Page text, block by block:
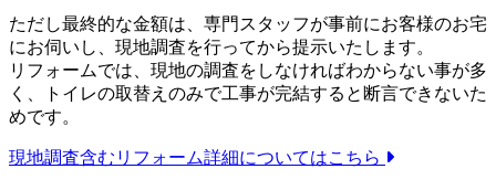
ただし最終的な金額は、専門スタッフが事前にお客様のお宅
にお伺いし、現地調査を行ってから提示いたします。
リフォームでは、 現地の調査をしなければわからない事が多
く、トイレの取替えのみで工事が完結すると断言できないた
めです。
現地調査含む リフォーム詳細についてはこちら